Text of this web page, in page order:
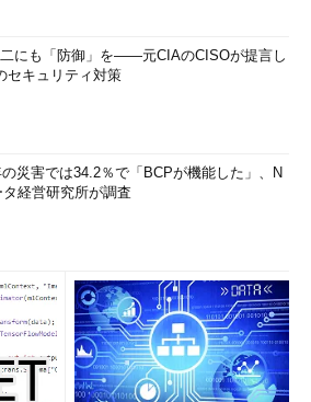
にも「防御」を――元CIAのCISOが提言し
セキュリティ対策
災害では34.2％で「BCPが機能した」、N
経営研究所が調査